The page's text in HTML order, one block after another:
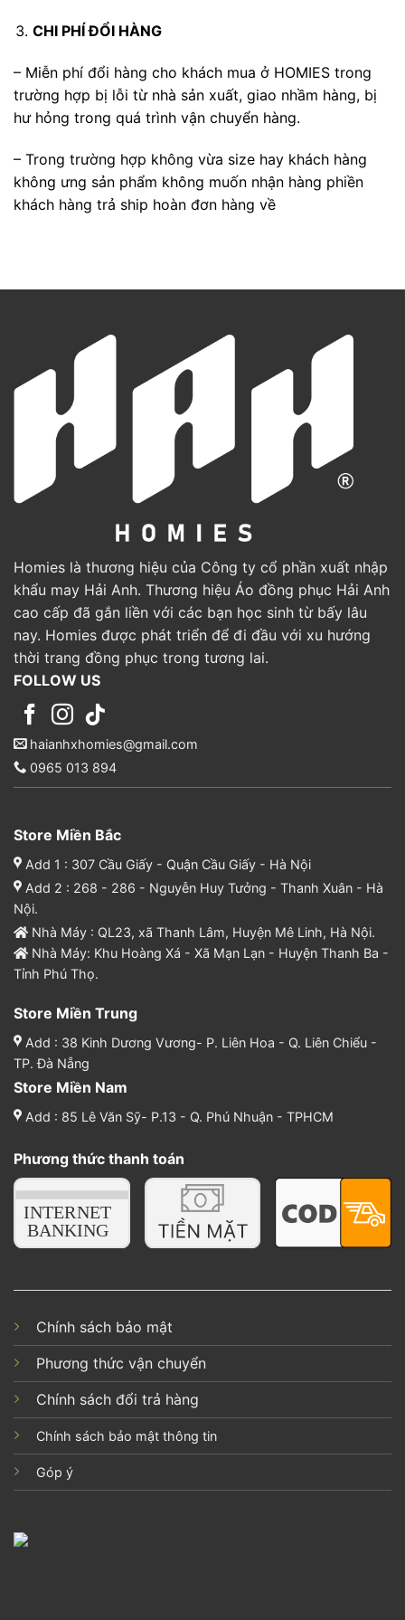
CHI PHÍ ĐỔI HÀNG
– Miễn phí đổi hàng cho khách mua ở HOMIES trong
trường hợp bị lỗi từ nhà sản xuất, giao nhầm hàng, bị
hư hỏng trong quá trình vận chuyển hàng.
– Trong trường hợp không vừa size hay khách hàng
không ưng sản phẩm không muốn nhận hàng phiền
khách hàng trả ship hoàn đơn hàng về
Homies là thương hiệu của Công ty cổ phần xuất nhập
khẩu may Hải Anh. Thương hiệu Áo đồng phục Hải Anh
cao cấp đã gắn liền với các bạn học sinh từ bấy lâu
nay. Homies được phát triển để đi đầu với xu hướng
thời trang đồng phục trong tương lai.
FOLLOW US
haianhxhomies@gmail.com
0965 013 894
Store Miền Bắc
Add 1 : 307 Cầu Giấy - Quận Cầu Giấy - Hà Nội
Add 2 : 268 - 286 - Nguyễn Huy Tưởng - Thanh Xuân - Hà
Nội.
Nhà Máy : QL23, xã Thanh Lâm, Huyện Mê Linh, Hà Nội.
Nhà Máy: Khu Hoàng Xá - Xã Mạn Lạn - Huyện Thanh Ba -
Tỉnh Phú Thọ.
Store Miền Trung
Add : 38 Kinh Dương Vương- P. Liên Hoa - Q. Liên Chiểu -
TP. Đà Nẵng
Store Miền Nam
Add : 85 Lê Văn Sỹ- P.13 - Q. Phú Nhuận - TPHCM
Phương thức thanh toán
Chính sách bảo mật
Phương thức vận chuyển
Chính sách đổi trả hàng
Chính sách bảo mật thông tin
Góp ý